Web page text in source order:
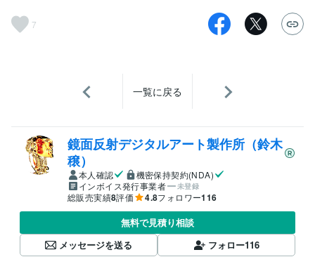
7
一覧に戻る
鏡面反射デジタルアート製作所（鈴木
穣）
本人確認
機密保持契約(NDA)
インボイス発行事業者
未登録
総販売実績8評価 4.8フォロワー116
無料で見積り相談
メッセージを送る
フォロー116